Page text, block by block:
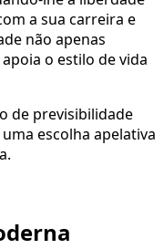
a sua carreira e
não apenas
o estilo de vida
de previsibilidade
escolha apelativa